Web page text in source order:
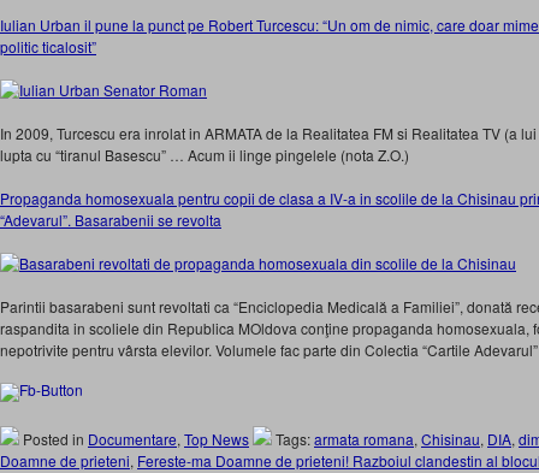
Iulian Urban il pune la punct pe Robert Turcescu: “Un om de nimic, care doar
politic ticalosit”
In 2009, Turcescu era inrolat in ARMATA de la Realitatea FM si Realitatea TV (a
lupta cu “tiranul Basescu” … Acum ii linge pingelele (nota Z.O.)
Propaganda homosexuala pentru copii de clasa a IV-a in scolile de la Chisinau
“Adevarul”. Basarabenii se revolta
Parintii basarabeni sunt revoltati ca “Enciclopedia Medicală a Familiei”, donată
raspandita in scoliele din Republica MOldova conţine propaganda homosexuala,
nepotrivite pentru vârsta elevilor. Volumele fac parte din Colectia “Cartile
Posted in Documentare, Top News Tags:armata romana, Chisinau, DIA,
Doamne de prieteni, Fereste-ma Doamne de prieteni! Razboiul clandestin al